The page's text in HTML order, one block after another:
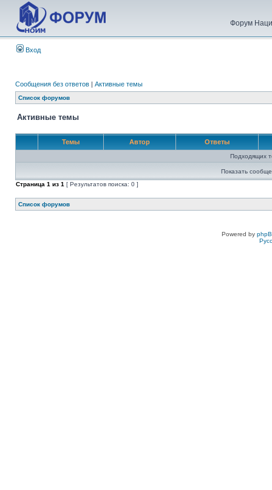
Форум
Вход
Сообщения без ответов | Активные темы
Список форумов
Активные темы
Темы Автор Ответы
Подходящих
Показать
Страница 1 из 1 [ Результатов поиска: 0 ]
Список форумов
Powered by